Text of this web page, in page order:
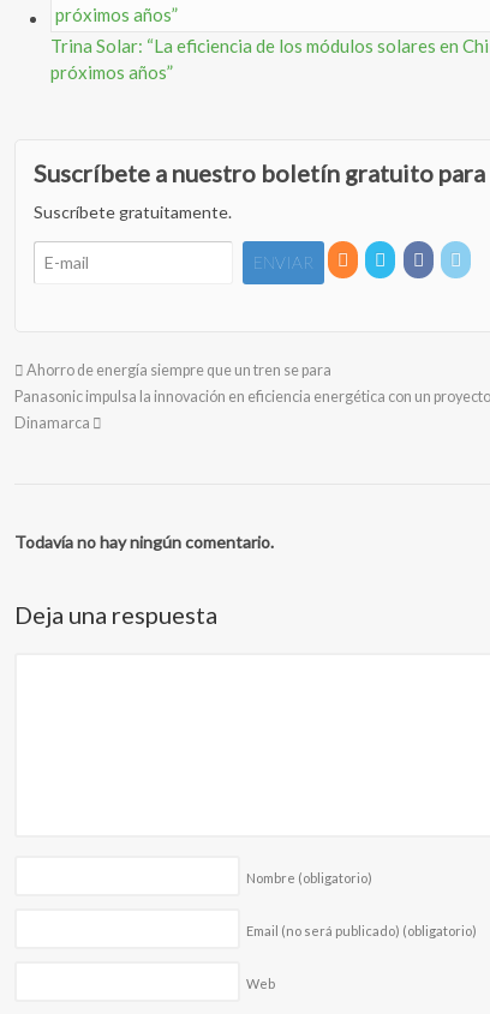
Trina Solar: “La eficiencia de los módulos solares en
próximos años”
Suscríbete a nuestro boletín gratuito
Suscríbete gratuitamente.
Ahorro de energía siempre que un tren se para
Panasonic impulsa la innovación en eficiencia energética con un
Dinamarca
Todavía no hay ningún comentario.
Deja una respuesta
Nombre (obligatorio)
Email (no será publicado) (obligatorio)
Web